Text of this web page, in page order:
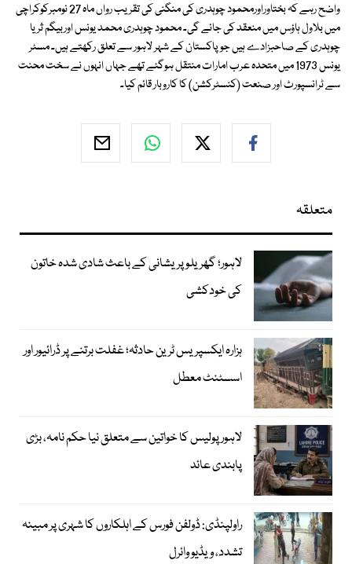
واضح رہے کہ بختاوراورمحمود چوہدری کی منگنی کی تقریب رواں ماہ 27 نومبرکوکراچی
میں بلاول ہاؤس میں منعقد کی جائے گی۔ محمود چوہدری محمد یونس اوربیگم ثریا
چوہدری کے صاحبزادے ہیں جو پاکستان کے شہر لاہور سے تعلق رکھتے ہیں۔ مسٹر
یونس 1973 میں متحدہ عرب امارات منتقل ہوگئے تھے جہاں انہوں نے سخت محنت
سے ٹرانسپورٹ اور صنعت (کنسٹرکشن) کا کاروبار قائم کیا۔
متعلقہ
لاہور؛ گھریلو پریشانی کے باعث شادی شدہ خاتون
کی خودکشی
ہزارہ ایکسپریس ٹرین حادثہ؛ غفلت برتنے پر ڈرائیور اور
اسسٹنٹ معطل
لاہور پولیس کا خواتین سے متعلق نیا حکم نامہ، بڑی
پابندی عائد
راولپنڈی: ڈولفن فورس کے اہلکاروں کا شہری پر مبینہ
تشدد، ویڈیو وائرل